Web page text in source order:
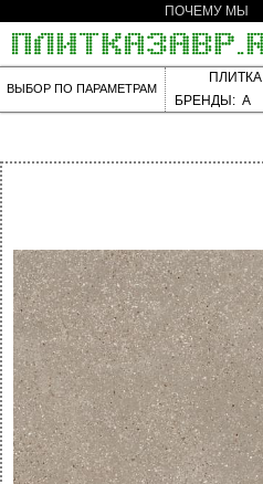
ПОЧЕМУ МЫ
ВЫБОР ПО ПАРАМЕТРАМ
ПЛИТКА
БРЕНДЫ: A